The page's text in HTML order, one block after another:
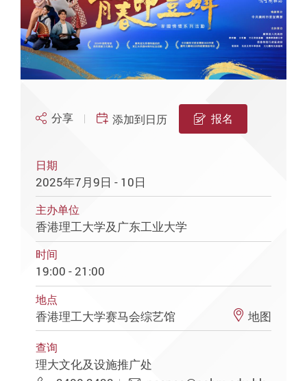
分享 添加到日历 报名
日期
2025年7月9日 - 10日
主办单位
香港理工大学及广东工业大学
时间
19:00 - 21:00
地点
香港理工大学赛马会综艺馆 地图
查询
理大文化及设施推广处